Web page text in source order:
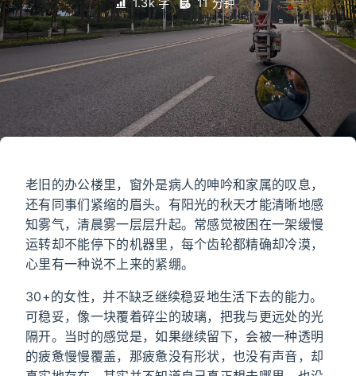
1.3k 字
11 分钟
老旧的办公楼里，窗外是病人的呻吟和家属的叹息，
还有同事们紧缩的眉头。有阳光的秋天才能清晰地感
知雾气，清晨雾一层层升起。常感觉被困在一架缓慢
运转却不能停下的机器里，每个齿轮都精确却冷漠，
心里有一种说不上来的紧绷。
30+的女性，并不缺乏继续稳妥地生活下去的能力。
可稳妥，像一块覆着碎尘的玻璃，把我与更远处的光
隔开。当时的感觉是，如果继续留下，会被一种透明
的疲惫慢慢覆盖，那疲惫没有形状，也没有声音，却